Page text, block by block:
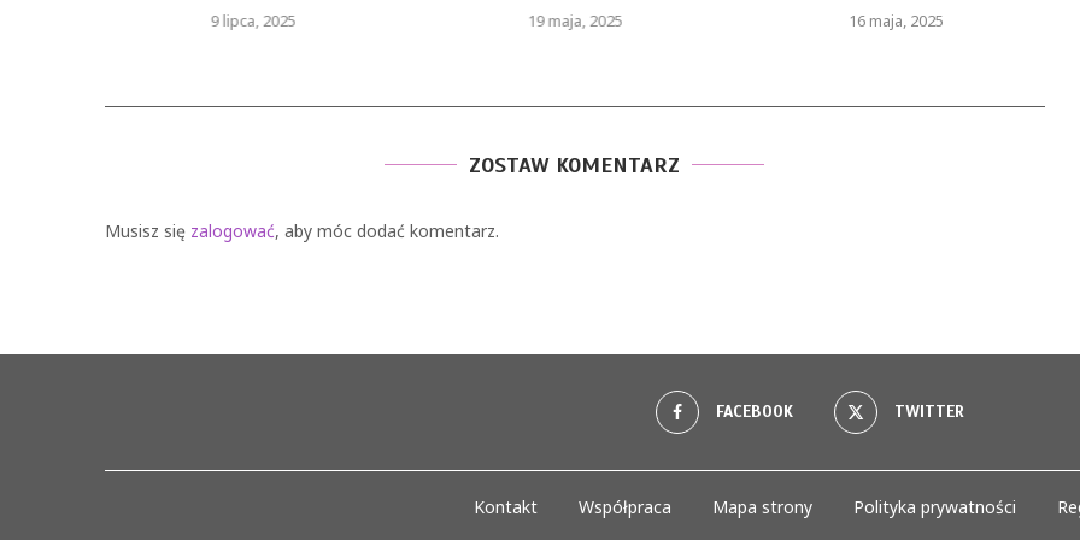
9 lipca, 2025 19 maja, 2025 16 maja, 2025
ZOSTAW KOMENTARZ
Musisz się zalogować, aby móc dodać komentarz.
FACEBOOK TWITTER
Kontakt Współpraca Mapa strony Polityka prywatności